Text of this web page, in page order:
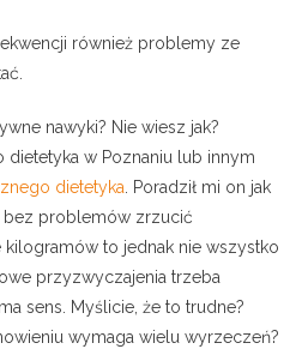
również problemy ze
nawyki? Nie wiesz jak?
w Poznaniu lub innym
dietetyka . Poradził mi on jak
bez problemów zrzucić
to jednak nie wszystko
przyzwyczajenia trzeba
sens. Myślicie, że to trudne?
wymaga wielu wyrzeczeń?